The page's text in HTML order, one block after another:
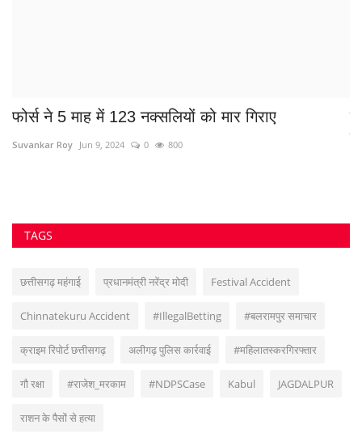
फोर्स ने 5 माह में 123 नक्सलियों को मार गिराए
Suvankar Roy Jun 9, 2024 0 800
TAGS
छत्तीसगढ़ महंगाई प्रधानमंत्री नरेंद्र मोदी Festival Accident
Chinnatekuru Accident #IllegalBetting #बलरामपुर समाचार
क्राइम रिपोर्ट छत्तीसगढ़ अलीगढ़ पुलिस कार्रवाई #महिलातस्करगिरफ्तार
गौ रक्षा #राजेश_मरकाम #NDPSCase Kabul JAGDALPUR
राशन के पैसों से हत्या